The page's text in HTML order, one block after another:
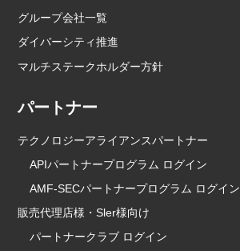
グループ会社一覧
ダイバーシティ推進
マルチステークホルダー方針
パートナー
テクノロジーアライアンスパートナー
APIパートナープログラム ログイン
AMF-SECパートナープログラム ログイン
販売代理店様・Sler様向け
パートナークラブ ログイン